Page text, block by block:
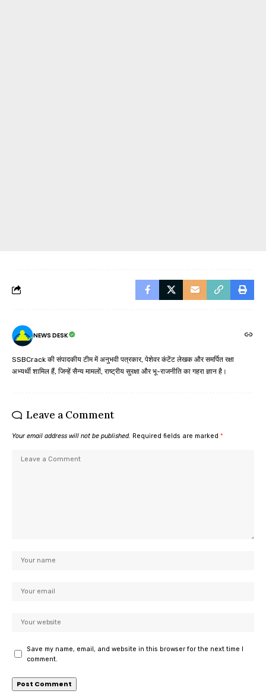
NEWS DESK
SSBCrack की संपादकीय टीम में अनुभवी पत्रकार, पेशेवर कंटेंट लेखक और समर्पित रक्षा
अभ्यर्थी शामिल हैं, जिन्हें सैन्य मामलों, राष्ट्रीय सुरक्षा और भू-राजनीति का गहरा ज्ञान है।
Leave a Comment
Your email address will not be published. Required fields are marked *
Save my name, email, and website in this browser for the next time I
comment.